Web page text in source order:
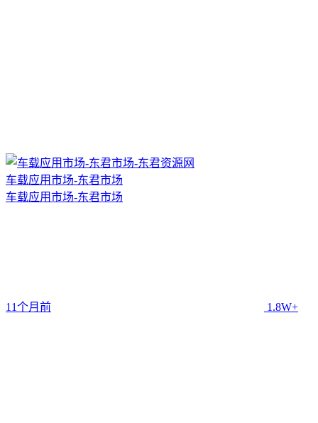
车载应用市场-东君市场
车载应用市场-东君市场
11个月前 1.8W+